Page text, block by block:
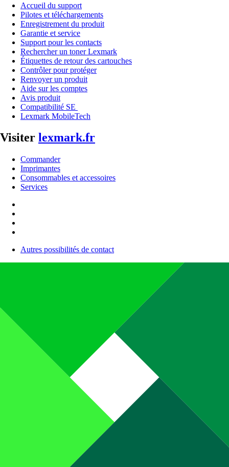
Accueil du support
Pilotes et téléchargements
Enregistrement du produit
Garantie et service
Support pour les contacts
Rechercher un toner Lexmark
Étiquettes de retour des cartouches
Contrôler pour protéger
Renvoyer un produit
Aide sur les comptes
Avis produit
Compatibilité SE
Lexmark MobileTech
Visiter lexmark.fr
Commander
Imprimantes
Consommables et accessoires
Services
Autres possibilités de contact